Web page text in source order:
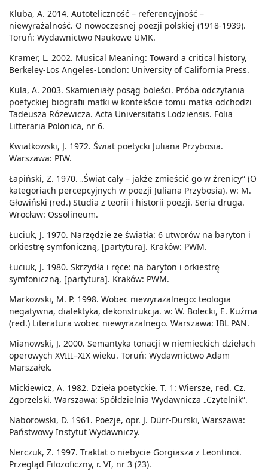
Kluba, A. 2014. Autoteliczność – referencyjność –
niewyrażalność. O nowoczesnej poezji polskiej (1918-1939).
Toruń: Wydawnictwo Naukowe UMK.
Kramer, L. 2002. Musical Meaning: Toward a critical history,
Berkeley-Los Angeles-London: University of California Press.
Kula, A. 2003. Skamieniały posąg boleści. Próba odczytania
poetyckiej biografii matki w kontekście tomu matka odchodzi
Tadeusza Różewicza. Acta Universitatis Lodziensis. Folia
Litteraria Polonica, nr 6.
Kwiatkowski, J. 1972. Świat poetycki Juliana Przybosia.
Warszawa: PIW.
Łapiński, Z. 1970. „Świat cały – jakże zmieścić go w źrenicy” (O
kategoriach percepcyjnych w poezji Juliana Przybosia). w: M.
Głowiński (red.) Studia z teorii i historii poezji. Seria druga.
Wrocław: Ossolineum.
Łuciuk, J. 1970. Narzędzie ze światła: 6 utworów na baryton i
orkiestrę symfoniczną, [partytura]. Kraków: PWM.
Łuciuk, J. 1980. Skrzydła i ręce: na baryton i orkiestrę
symfoniczną, [partytura]. Kraków: PWM.
Markowski, M. P. 1998. Wobec niewyrażalnego: teologia
negatywna, dialektyka, dekonstrukcja. w: W. Bolecki, E. Kuźma
(red.) Literatura wobec niewyrażalnego. Warszawa: IBL PAN.
Mianowski, J. 2000. Semantyka tonacji w niemieckich dziełach
operowych XVIII–XIX wieku. Toruń: Wydawnictwo Adam
Marszałek.
Mickiewicz, A. 1982. Dzieła poetyckie. T. 1: Wiersze, red. Cz.
Zgorzelski. Warszawa: Spółdzielnia Wydawnicza „Czytelnik”.
Naborowski, D. 1961. Poezje, opr. J. Dürr-Durski, Warszawa:
Państwowy Instytut Wydawniczy.
Nerczuk, Z. 1997. Traktat o niebycie Gorgiasza z Leontinoi.
Przegląd Filozoficzny, r. VI, nr 3 (23).